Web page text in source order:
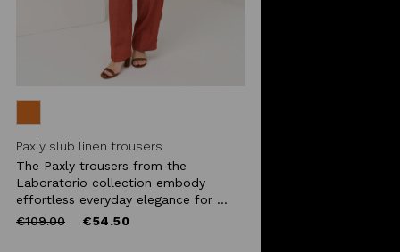
Paxly slub linen trousers
The Paxly trousers from the
Laboratorio collection embody
effortless everyday elegance for ...
Price
€109.00to €54.50